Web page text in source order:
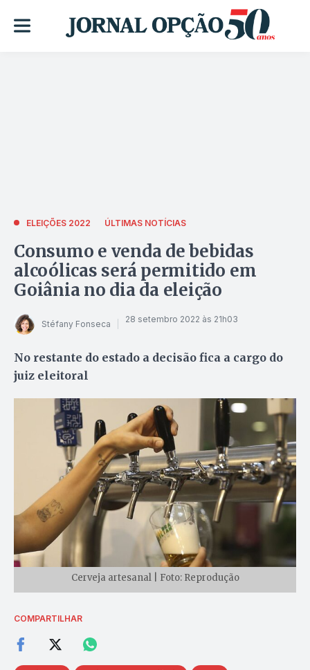
ELEIÇÕES 2022 ÚLTIMAS NOTÍCIAS
Consumo e venda de bebidas
alcoólicas será permitido em
Goiânia no dia da eleição
Stéfany Fonseca 28 setembro 2022 às 21h03
No restante do estado a decisão fica a cargo do
juiz eleitoral
Cerveja artesanal | Foto: Reprodução
COMPARTILHAR